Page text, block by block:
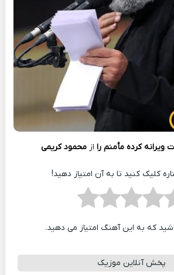
ویرانه کرده مأمنم را از محمود کریمی
کلیک کنید تا به آن امتیاز دهید!
که به این آهنگ امتیاز می دهید.
پخش آنلاین موزیک